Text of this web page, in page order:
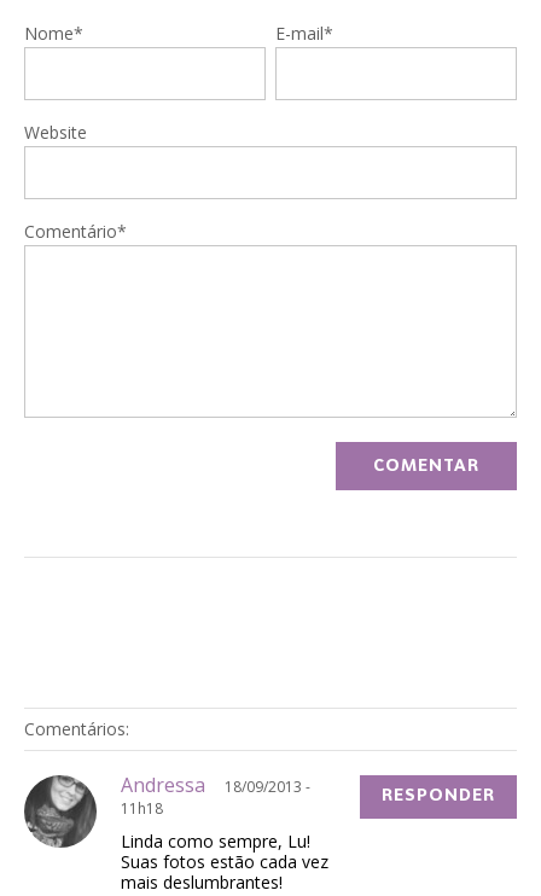
Nome* E-mail*
Website
Comentário*
Comentários:
Andressa
18/09/2013 -
11h18
Linda como sempre, Lu!
Suas fotos estão cada vez
mais deslumbrantes!
RESPONDER